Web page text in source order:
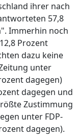
ihrer nach
57,8
Immerhin noch
Prozent
dazu keine
unter
dagegen)
dagegen und
Zustimmung
unter FDP-
dagegen).